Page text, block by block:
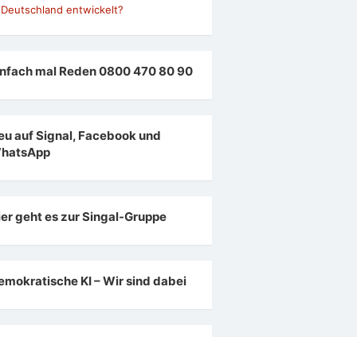
entwickelt?
mal Reden 0800 470 80 90
auf Signal, Facebook und
geht es zur Singal-Gruppe
KI – Wir sind dabei